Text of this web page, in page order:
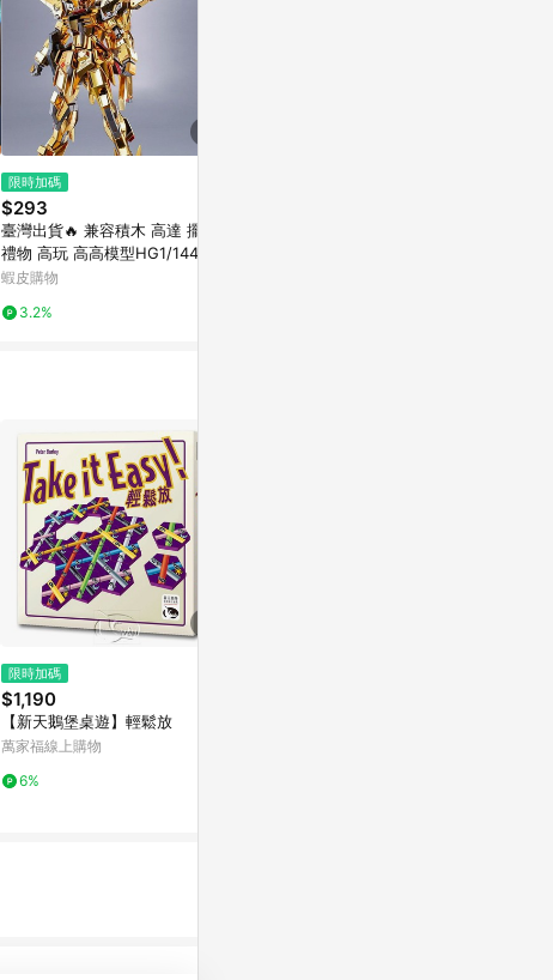
限時加碼
$293
臺灣出貨🔥 兼容積木 高達 擺件
禮物 高玩 高高模型HG1/144不
知火曉大鷲鳥高達模型拚裝玩具
蝦皮購物
3.2%
限時加碼
$1,190
【新天鵝堡桌遊】輕鬆放
萬家福線上購物
6%